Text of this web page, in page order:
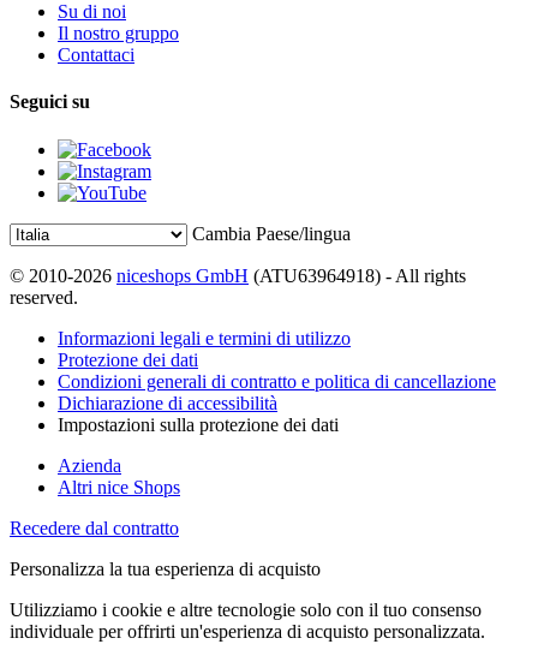
Su di noi
Il nostro gruppo
Contattaci
Seguici su
Cambia Paese/lingua
© 2010-2026 niceshops GmbH (ATU63964918) - All rights
reserved.
Informazioni legali e termini di utilizzo
Protezione dei dati
Condizioni generali di contratto e politica di cancellazione
Dichiarazione di accessibilità
Impostazioni sulla protezione dei dati
Azienda
Altri nice Shops
Recedere dal contratto
Personalizza la tua esperienza di acquisto
Utilizziamo i cookie e altre tecnologie solo con il tuo consenso
individuale per offrirti un'esperienza di acquisto personalizzata.